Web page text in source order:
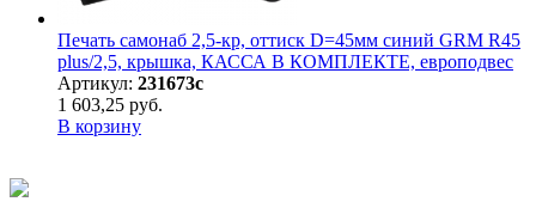
Печать самонаб 2,5-кр, оттиск D=45мм синий GRM R45
plus/2,5, крышка, КАССА В КОМПЛЕКТЕ, европодвес
Артикул: 231673с
1 603,25 руб.
В корзину